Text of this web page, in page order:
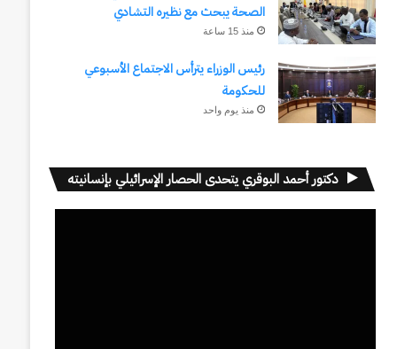
الصحة يبحث مع نظيره التشادي
منذ 15 ساعة
رئيس الوزراء يترأس الاجتماع الأسبوعي
للحكومة
منذ يوم واحد
دكتور أحمد البوقري يتحدى الحصار الإسرائيلي بإنسانيته